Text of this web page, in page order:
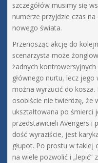
szczegółów musimy się
numerze przyjdzie czas
nowego świata.
Przenosząc akcję do
scenarzysta może
żadnych
głównego nurtu, lecz
można wyrzucić do
osobiście nie twierdzę, że
ukształtowana po śmierci
przedstawicieli Avengers i
dość wyraziście, jest
głupot. Po prostu w
na wiele pozwolić i „lepić”